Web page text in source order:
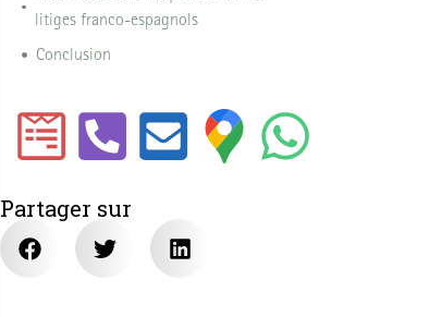
litiges franco-espagnols
Conclusion
Partager sur